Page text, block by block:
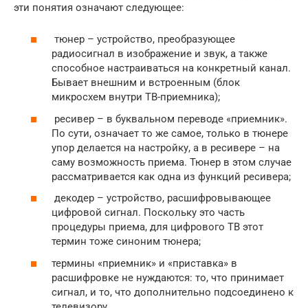
эти понятия означают следующее:
тюнер – устройство, преобразующее
радиосигнал в изображение и звук, а также
способное настраиваться на конкретный канал.
Бывает внешним и встроенным (блок
микросхем внутри ТВ-приемника);
ресивер – в буквальном переводе «приемник».
По сути, означает то же самое, только в тюнере
упор делается на настройку, а в ресивере – на
саму возможность приема. Тюнер в этом случае
рассматривается как одна из функций ресивера;
декодер – устройство, расшифровывающее
цифровой сигнал. Поскольку это часть
процедуры приема, для цифрового ТВ этот
термин тоже синоним тюнера;
термины «приемник» и «приставка» в
расшифровке не нуждаются: то, что принимает
сигнал, и то, что дополнительно подсоединено к